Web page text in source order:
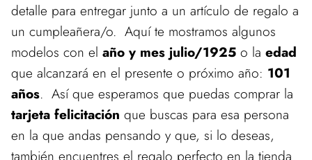
detalle para entregar junto a un artículo de regalo a
un cumpleañera/o. Aquí te mostramos algunos
modelos con el año y mes julio/1925 o la edad
que alcanzará en el presente o próximo año: 101
años. Así que esperamos que puedas comprar la
tarjeta felicitación que buscas para esa persona
en la que andas pensando y que, si lo deseas,
también encuentres el regalo perfecto en la tienda